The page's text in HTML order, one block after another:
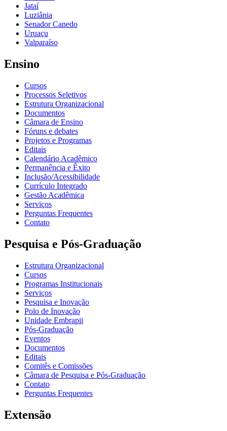
Jataí
Luziânia
Senador Canedo
Uruaçu
Valparaíso
Ensino
Cursos
Processos Seletivos
Estrutura Organizacional
Documentos
Câmara de Ensino
Fóruns e debates
Projetos e Programas
Editais
Calendário Acadêmico
Permanência e Êxito
Inclusão/Acessibilidade
Currículo Integrado
Gestão Acadêmica
Serviços
Perguntas Frequentes
Contato
Pesquisa e Pós-Graduação
Estrutura Organizacional
Cursos
Programas Institucionais
Serviços
Pesquisa e Inovação
Polo de Inovação
Unidade Embrapii
Pós-Graduação
Eventos
Documentos
Editais
Comitês e Comissões
Câmara de Pesquisa e Pós-Graduação
Contato
Perguntas Frequentes
Extensão